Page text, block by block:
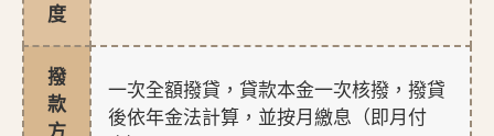
度
撥
款
一次全額撥貸，貸款本金一次核撥，撥貸
後依年金法計算，並按月繳息（即月付